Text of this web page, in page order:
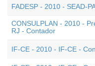
FADESP - 2010 - SEAD-
CONSULPLAN - 2010 -
RJ - Contador
IF-CE - 2010 - IF-CE -